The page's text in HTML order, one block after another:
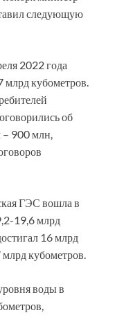
следующую
2022 года
млрд кубометров.
об
– 900 млн,
ГЭС вошла в
19,6 млрд
16 млрд
млрд кубометров.
воды в